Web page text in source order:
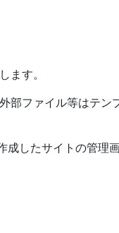
ます。
部ファイル等はテン
したサイトの管理